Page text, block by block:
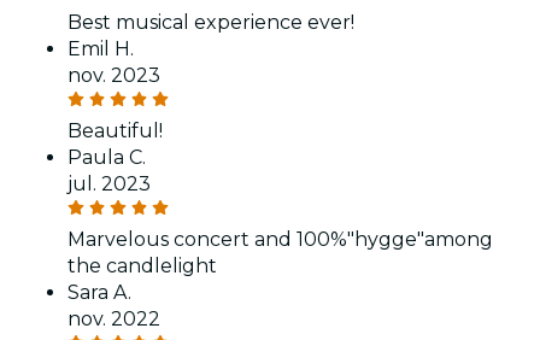
Best musical experience ever!
Emil H.
nov. 2023
Beautiful!
Paula C.
jul. 2023
Marvelous concert and 100%"hygge"among
the candlelight
Sara A.
nov. 2022